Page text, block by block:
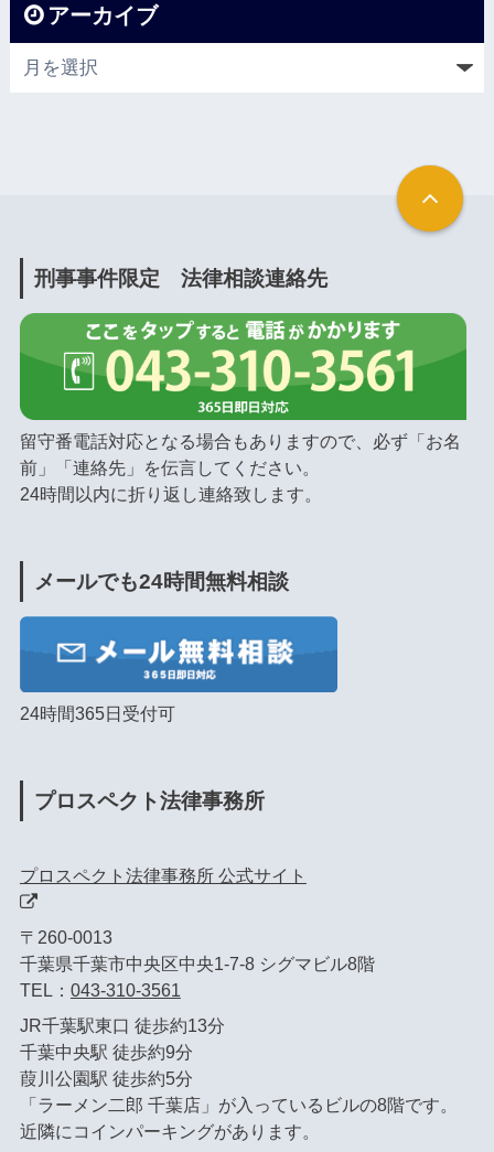
アーカイブ
刑事事件限定 法律相談連絡先
留守番電話対応となる場合もありますので、必ず「お名
前」「連絡先」を伝言してください。
24時間以内に折り返し連絡致します。
メールでも24時間無料相談
24時間365日受付可
プロスペクト法律事務所
プロスペクト法律事務所 公式サイト
〒260-0013
千葉県千葉市中央区中央1-7-8 シグマビル8階
TEL： 043-310-3561
JR千葉駅東口 徒歩約13分
千葉中央駅 徒歩約9分
葭川公園駅 徒歩約5分
「ラーメン二郎 千葉店」が入っているビルの8階です。
近隣にコインパーキングがあります。